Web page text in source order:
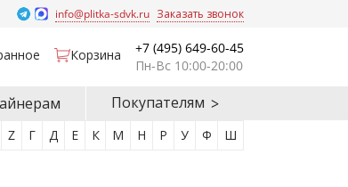
info@plitka-sdvk.ru Заказать звонок
Корзина
+7 (495) 649-60-45
Пн-Вс 10:00-20:00
Покупателям
Z Г Д Е К М Н Р У Ф Ш